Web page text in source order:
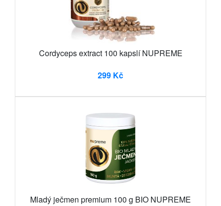
Cordyceps extract 100 kapslí NUPREME
299 Kč
Mladý ječmen premium 100 g BIO NUPREME